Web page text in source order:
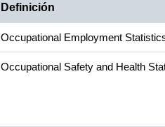
Definición
Occupational Employment
Occupational Safety and Health